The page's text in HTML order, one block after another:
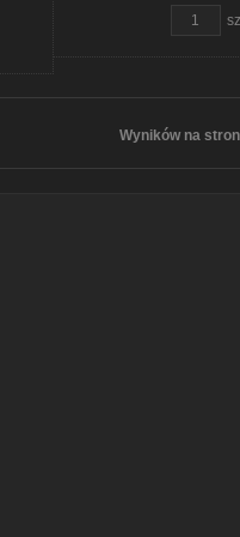
Wyników na